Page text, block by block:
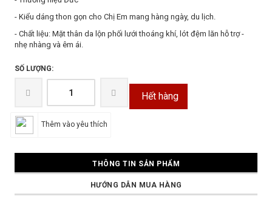
- Kiểu dáng thon gọn cho Chị Em mang hàng ngày, du lịch.
- Chất liệu: Mặt thân da lộn phối lưới thoáng khí, lót đệm lăn hỗ trợ -
nhẹ nhàng và êm ái.
SỐ LƯỢNG:
Hết hàng
Thêm vào yêu thích
THÔNG TIN SẢN PHẨM
HƯỚNG DẪN MUA HÀNG